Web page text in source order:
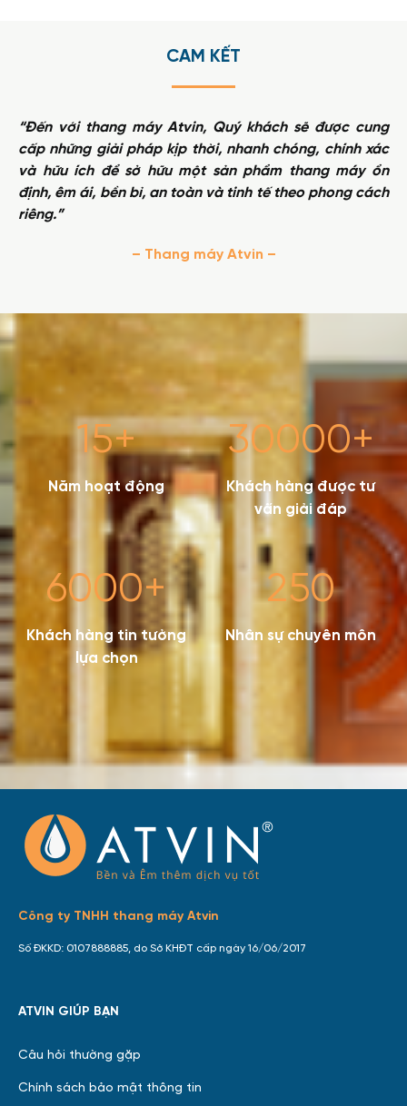
CAM KẾT
“Đến với thang máy Atvin, Quý khách sẽ được cung
cấp những giải pháp kịp thời, nhanh chóng, chính xác
và hữu ích để sở hữu một sản phẩm thang máy ổn
định, êm ái, bền bỉ, an toàn và tinh tế theo phong cách
riêng.”
– Thang máy Atvin –
15+
Năm hoạt động
30000+
Khách hàng được tư
vấn giải đáp
6000+
Khách hàng tin tưởng
lựa chọn
250
Nhân sự chuyên môn
Công ty TNHH thang máy Atvin
Số ĐKKD: 0107888885, do Sở KHĐT cấp ngày 16/06/2017
ATVIN GIÚP BẠN
Câu hỏi thường gặp
Chính sách bảo mật thông tin